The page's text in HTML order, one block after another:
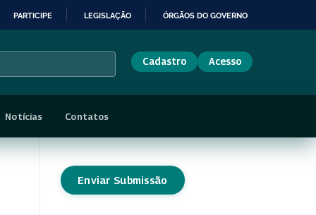
PARTICIPE LEGISLAÇÃO ÓRGÃOS DO GOVERNO
Cadastro Acesso
Notícias Contatos
Enviar Submissão